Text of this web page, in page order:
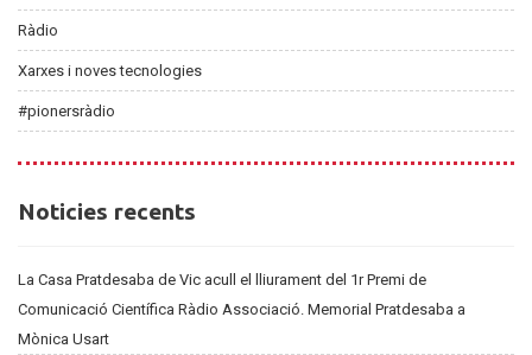
Ràdio
Xarxes i noves tecnologies
#pionersràdio
Noticies
Noticies recents
La Casa Pratdesaba de Vic acull el lliurament del 1r Premi de
Comunicació Científica Ràdio Associació. Memorial Pratdesaba a
Mònica Usart